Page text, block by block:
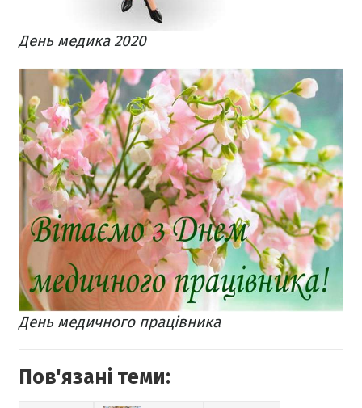
День медика 2020
День медичного працівника
Пов'язані теми: